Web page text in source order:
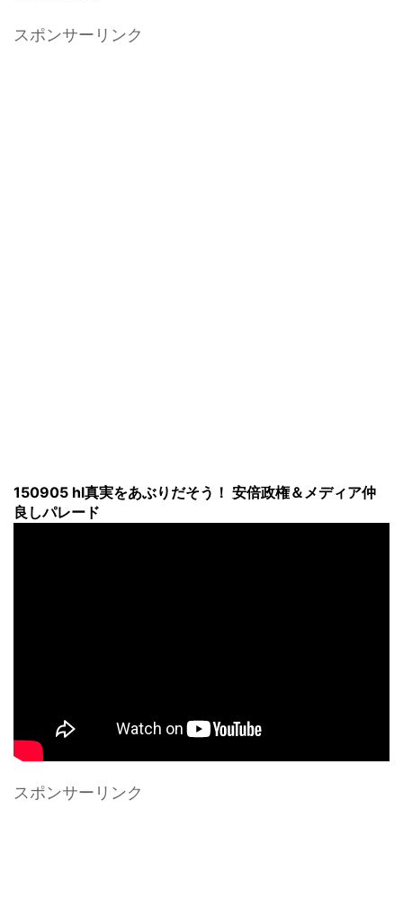
スポンサーリンク
150905 hl真実をあぶりだそう！ 安倍政権＆メディア仲
良しパレード
スポンサーリンク